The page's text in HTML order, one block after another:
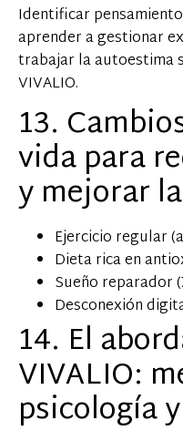
Identificar
aprender a gestionar
trabajar la autoestima
VIVALIO.
13.
vida para
y mejorar
Ejercicio regular
Dieta rica en
Sueño reparador
Desconexión
14. El
VIVALIO:
psicología